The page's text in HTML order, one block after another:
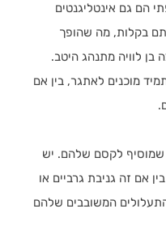
הם גם אינטליגנטים
בקלות, מה שהופך
בן לוויה מתנהג היטב.
מוכנים לאתגר, בין אם
שמוסיף לקסם שלהם. יש
אם זה גניבת גרביים או
המשובבים שלהם